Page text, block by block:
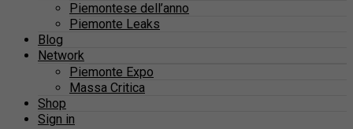
Piemontese dell’anno
Piemonte Leaks
Blog
Network
Piemonte Expo
Massa Critica
Shop
Sign in